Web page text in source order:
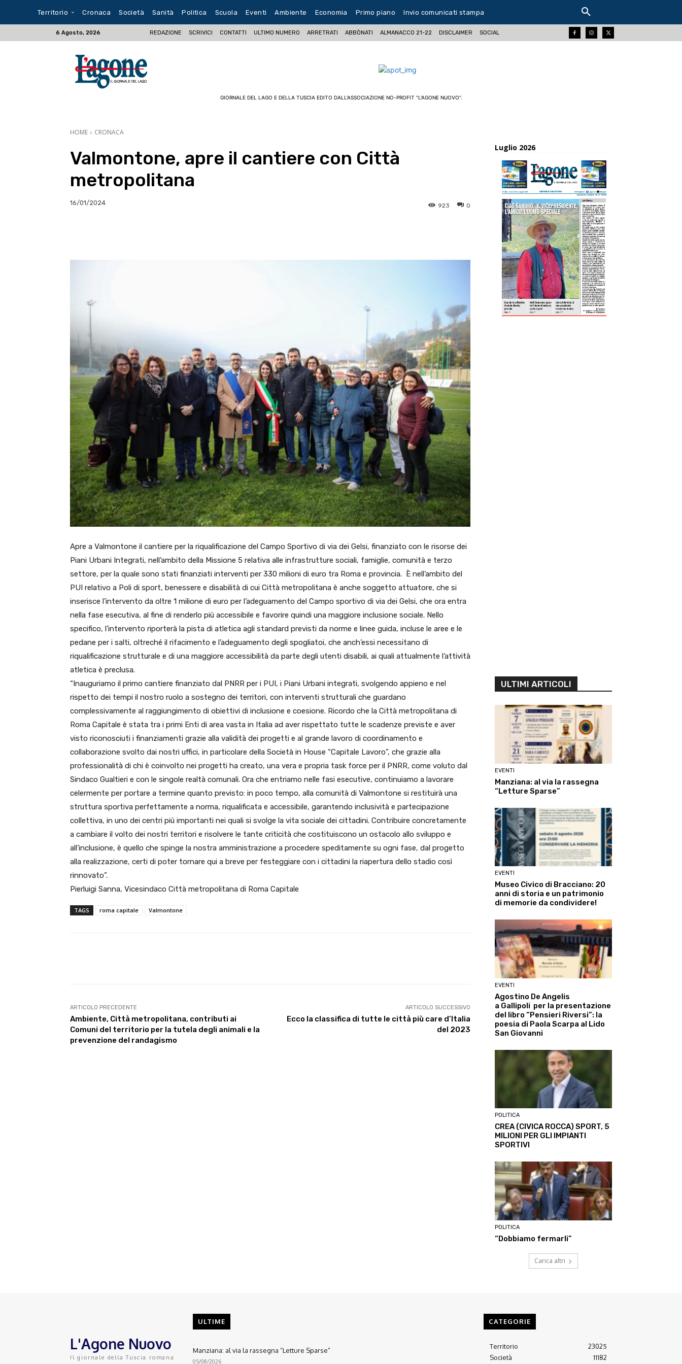
Territorio Cronaca Società Sanità Politica Scuola Eventi Ambiente Economia Primo piano Invio comunicati stampa
6 Agosto, 2026 REDAZIONE SCRIVICI CONTATTI ULTIMO NUMERO ARRETRATI ABBÒNATI ALMANACCO 21-22 DISCLAIMER SOCIAL
GIORNALE DEL LAGO E DELLA TUSCIA EDITO DALL'ASSOCIAZIONE NO-PROFIT "L'AGONE NUOVO".
HOME CRONACA
Valmontone, apre il cantiere con Città
metropolitana
16/01/2024 0
923
Tumblr Telegram
Apre a Valmontone il cantiere per la riqualificazione del Campo Sportivo di via dei Gelsi, finanziato con le risorse dei
Piani Urbani Integrati, nell’ambito della Missione 5 relativa alle infrastrutture sociali, famiglie, comunità e terzo
settore, per la quale sono stati finanziati interventi per 330 milioni di euro tra Roma e provincia. È nell’ambito del
PUI relativo a Poli di sport, benessere e disabilità di cui Città metropolitana è anche soggetto attuatore, che si
inserisce l’intervento da oltre 1 milione di euro per l’adeguamento del Campo sportivo di via dei Gelsi, che ora entra
nella fase esecutiva, al fine di renderlo più accessibile e favorire quindi una maggiore inclusione sociale. Nello
specifico, l’intervento riporterà la pista di atletica agli standard previsti da norme e linee guida, incluse le aree e le
pedane per i salti, oltreché il rifacimento e l’adeguamento degli spogliatoi, che anch’essi necessitano di
riqualificazione strutturale e di una maggiore accessibilità da parte degli utenti disabili, ai quali attualmente l’attività
atletica è preclusa.
“Inauguriamo il primo cantiere finanziato dal PNRR per i PUI, i Piani Urbani integrati, svolgendo appieno e nel
rispetto dei tempi il nostro ruolo a sostegno dei territori, con interventi strutturali che guardano
complessivamente al raggiungimento di obiettivi di inclusione e coesione. Ricordo che la Città metropolitana di
Roma Capitale è stata tra i primi Enti di area vasta in Italia ad aver rispettato tutte le scadenze previste e aver
visto riconosciuti i finanziamenti grazie alla validità dei progetti e al grande lavoro di coordinamento e
collaborazione svolto dai nostri uffici, in particolare della Società in House “Capitale Lavoro”, che grazie alla
professionalità di chi è coinvolto nei progetti ha creato, una vera e propria task force per il PNRR, come voluto dal
Sindaco Gualtieri e con le singole realtà comunali. Ora che entriamo nelle fasi esecutive, continuiamo a lavorare
celermente per portare a termine quanto previsto: in poco tempo, alla comunità di Valmontone si restituirà una
struttura sportiva perfettamente a norma, riqualificata e accessibile, garantendo inclusività e partecipazione
collettiva, in uno dei centri più importanti nei quali si svolge la vita sociale dei cittadini. Contribuire concretamente
a cambiare il volto dei nostri territori e risolvere le tante criticità che costituiscono un ostacolo allo sviluppo e
all’inclusione, è quello che spinge la nostra amministrazione a procedere speditamente su ogni fase, dal progetto
alla realizzazione, certi di poter tornare qui a breve per festeggiare con i cittadini la riapertura dello stadio così
rinnovato”.
Pierluigi Sanna, Vicesindaco Città metropolitana di Roma Capitale
TAGS roma capitale Valmontone
Linkedin ReddIt Tumblr
ARTICOLO PRECEDENTE
Ambiente, Città metropolitana, contributi ai
Comuni del territorio per la tutela degli animali e la
prevenzione del randagismo
ARTICOLO SUCCESSIVO
Ecco la classifica di tutte le città più care d’Italia
del 2023
Luglio 2026
ULTIMI ARTICOLI
EVENTI
Manziana: al via la rassegna
“Letture Sparse”
EVENTI
Museo Civico di Bracciano: 20
anni di storia e un patrimonio
di memorie da condividere!
EVENTI
Agostino De Angelis
a Gallipoli per la presentazione
del libro “Pensieri Riversi”: la
poesia di Paola Scarpa al Lido
San Giovanni
POLITICA
CREA (CIVICA ROCCA) SPORT, 5
MILIONI PER GLI IMPIANTI
SPORTIVI
POLITICA
“Dobbiamo fermarli”
Carica altri
L'Agone Nuovo
Il giornale della Tuscia romana
ULTIME
Manziana: al via la rassegna “Letture Sparse”
05/08/2026
CATEGORIE
Territorio
23025
Società
11182